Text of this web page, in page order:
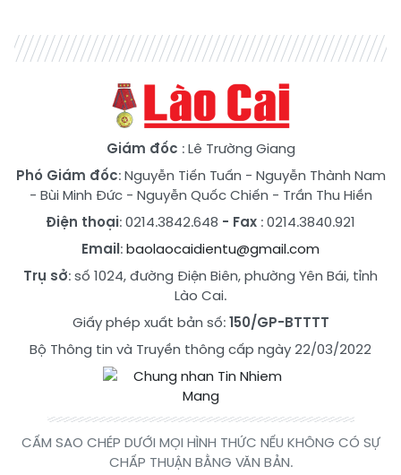
Giám đốc : Lê Trường Giang
Phó Giám đốc:Nguyễn Tiến Tuấn - Nguyễn Thành Nam
- Bùi Minh Đức- Nguyễn Quốc Chiến - Trần Thu Hiền
Điện thoại: 0214.3842.648 - Fax : 0214.3840.921
Email:baolaocaidientu@gmail.com
Trụ sở: số 1024, đường Điện Biên, phường Yên Bái, tỉnh
Lào Cai.
Giấy phép xuất bản số:150/GP-BTTTT
Bộ Thông tin và Truyền thông cấp ngày 22/03/2022
CẤM SAO CHÉP DƯỚI MỌI HÌNH THỨC NẾU KHÔNG CÓ SỰ
CHẤP THUẬN BẰNG VĂN BẢN.